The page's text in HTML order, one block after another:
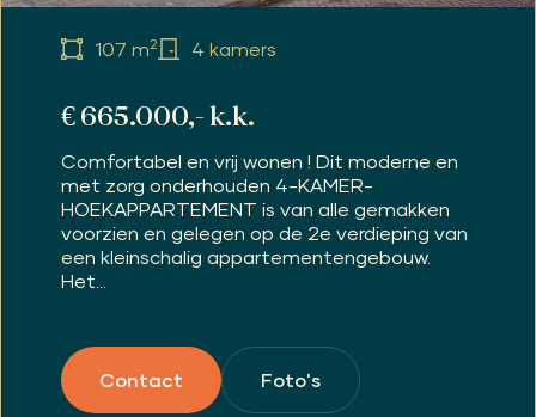
107 m2 4 kamers
€ 665.000,- k.k.
Comfortabel en vrij wonen ! Dit moderne en
met zorg onderhouden 4-KAMER-
HOEKAPPARTEMENT is van alle gemakken
voorzien en gelegen op de 2e verdieping van
een kleinschalig appartementengebouw.
Het...
Contact Foto's